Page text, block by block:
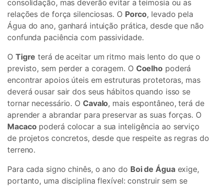
consolidação, mas deverão evitar a teimosia ou as
relações de força silenciosas. O Porco, levado pela
Água do ano, ganhará intuição prática, desde que não
confunda paciência com passividade.
O Tigre terá de aceitar um ritmo mais lento do que o
previsto, sem perder a coragem. O Coelho poderá
encontrar apoios úteis em estruturas protetoras, mas
deverá ousar sair dos seus hábitos quando isso se
tornar necessário. O Cavalo, mais espontâneo, terá de
aprender a abrandar para preservar as suas forças. O
Macacopoderá colocar a sua inteligência ao serviço
de projetos concretos, desde que respeite as regras do
terreno.
Para cada signo chinês, o ano do Boi de Águaexige,
portanto, uma disciplina flexível: construir sem se